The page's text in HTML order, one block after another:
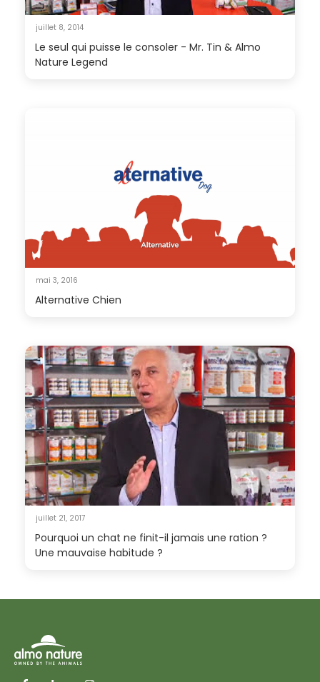
juillet 8, 2014
Le seul qui puisse le consoler - Mr. Tin & Almo
Nature Legend
mai 3, 2016
Alternative Chien
juillet 21, 2017
Pourquoi un chat ne finit-il jamais une ration ?
Une mauvaise habitude ?